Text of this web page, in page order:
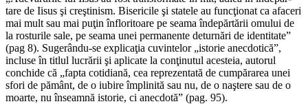
tare de Iisus şi creştinism. Bi­sericile şi statele au funcţionat ca afaceri
mai mult sau mai puţin înfloritoare pe seama în­depărtării omului de
la rosturile sale, pe seama unei perma­nente deturnări de identitate”
(pag 8). Sugerându-se explicaţia cuvintelor „istorie anec­dotică”,
incluse în titlul lucrării şi aplicate la conţinutul aces­teia, autorul
conchide că „fapta cotidiană, cea reprezentată de cumpărarea unei
sfori de pă­mânt, de o iubire împlinită sau nu, de o naştere sau de o
moar­te, nu înseamnă istorie, ci anecdotă” (pag. 95).